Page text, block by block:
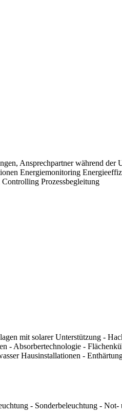
Ansprechpartner während der
Energiemonitoring
Prozessbegleitung
mit solarer Unterstützung -
- Absorbertechnologie -
Hausinstallationen -
- Sonderbeleuchtung -